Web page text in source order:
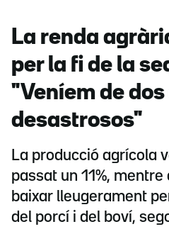
La renda
per la fi de la
"Veníem de
desastrosos"
La producció agrícola
passat un 11%,
baixar lleugerament
del porcí i del boví,